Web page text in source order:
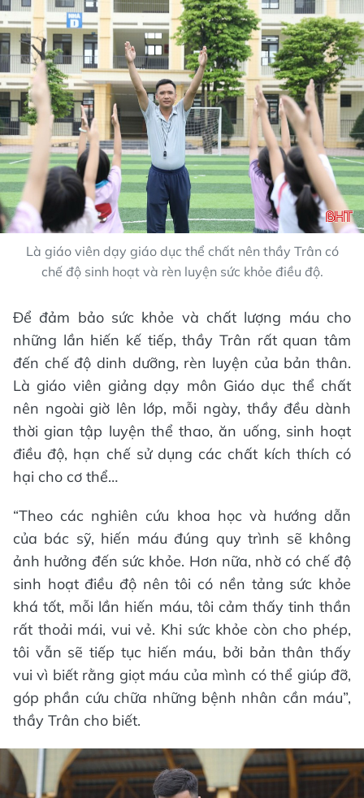
Là giáo viên dạy giáo dục thể chất nên thầy Trân có
chế độ sinh hoạt và rèn luyện sức khỏe điều độ.
Để đảm bảo sức khỏe và chất lượng máu cho
những lần hiến kế tiếp, thầy Trân rất quan tâm
đến chế độ dinh dưỡng, rèn luyện của bản thân.
Là giáo viên giảng dạy môn Giáo dục thể chất
nên ngoài giờ lên lớp, mỗi ngày, thầy đều dành
thời gian tập luyện thể thao, ăn uống, sinh hoạt
điều độ, hạn chế sử dụng các chất kích thích có
hại cho cơ thể…
“Theo các nghiên cứu khoa học và hướng dẫn
của bác sỹ, hiến máu đúng quy trình sẽ không
ảnh hưởng đến sức khỏe. Hơn nữa, nhờ có chế độ
sinh hoạt điều độ nên tôi có nền tảng sức khỏe
khá tốt, mỗi lần hiến máu, tôi cảm thấy tinh thần
rất thoải mái, vui vẻ. Khi sức khỏe còn cho phép,
tôi vẫn sẽ tiếp tục hiến máu, bởi bản thân thấy
vui vì biết rằng giọt máu của mình có thể giúp đỡ,
góp phần cứu chữa những bệnh nhân cần máu”,
thầy Trân cho biết.